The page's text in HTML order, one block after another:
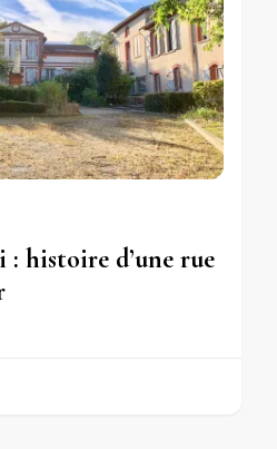
: histoire d’une rue